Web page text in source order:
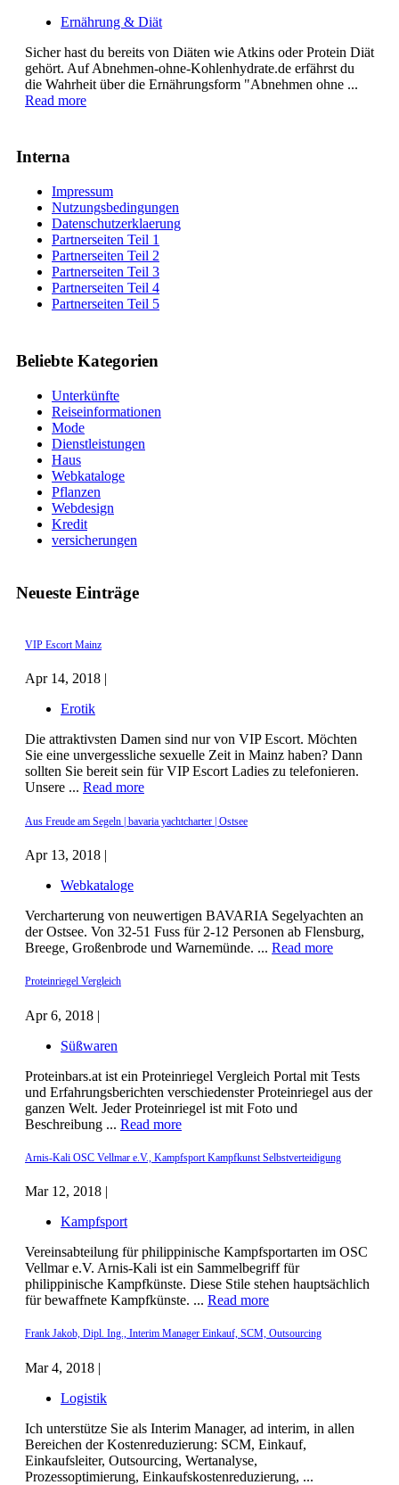
Beliebte Kategorien
Unterkünfte
Reiseinformationen
Mode
Dienstleistungen
Haus
Webkataloge
Pflanzen
Webdesign
Kredit
versicherungen
Neueste Einträge
VIP Escort Mainz
Apr 14, 2018 |
Erotik
Die attraktivsten Damen sind nur von VIP Escort. Möchten
Sie eine unvergessliche sexuelle Zeit in Mainz haben? Dann
sollten Sie bereit sein für VIP Escort Ladies zu telefonieren.
Unsere ... Read more
Aus Freude am Segeln | bavaria yachtcharter | Ostsee
Apr 13, 2018 |
Webkataloge
Vercharterung von neuwertigen BAVARIA Segelyachten an
der Ostsee. Von 32-51 Fuss für 2-12 Personen ab Flensburg,
Breege, Großenbrode und Warnemünde. ... Read more
Proteinriegel Vergleich
Apr 6, 2018 |
Süßwaren
Proteinbars.at ist ein Proteinriegel Vergleich Portal mit Tests
und Erfahrungsberichten verschiedenster Proteinriegel aus der
ganzen Welt. Jeder Proteinriegel ist mit Foto und
Beschreibung ... Read more
Arnis-Kali OSC Vellmar e.V., Kampfsport Kampfkunst Selbstverteidigung
Mar 12, 2018 |
Kampfsport
Vereinsabteilung für philippinische Kampfsportarten im OSC
Vellmar e.V. Arnis-Kali ist ein Sammelbegriff für
philippinische Kampfkünste. Diese Stile stehen hauptsächlich
für bewaffnete Kampfkünste. ... Read more
Frank Jakob, Dipl. Ing., Interim Manager Einkauf, SCM, Outsourcing
Mar 4, 2018 |
Logistik
Ich unterstütze Sie als Interim Manager, ad interim, in allen
Bereichen der Kostenreduzierung: SCM, Einkauf,
Einkaufsleiter, Outsourcing, Wertanalyse,
Prozessoptimierung, Einkaufskostenreduzierung, ...
Ernährung & Diät
Sicher hast du bereits von Diäten wie Atkins oder Protein Diät
gehört. Auf Abnehmen-ohne-Kohlenhydrate.de erfährst du
die Wahrheit über die Ernährungsform "Abnehmen ohne ...
Read more
Interna
Impressum
Nutzungsbedingungen
Datenschutzerklaerung
Partnerseiten Teil 1
Partnerseiten Teil 2
Partnerseiten Teil 3
Partnerseiten Teil 4
Partnerseiten Teil 5